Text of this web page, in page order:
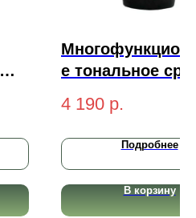
е тональное
Radiant
SPF50+ PA+++
4 190 р.
Подробнее
В корзину